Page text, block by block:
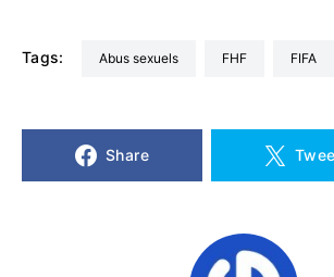
Tags: Abus sexuels FHF FIFA
Share